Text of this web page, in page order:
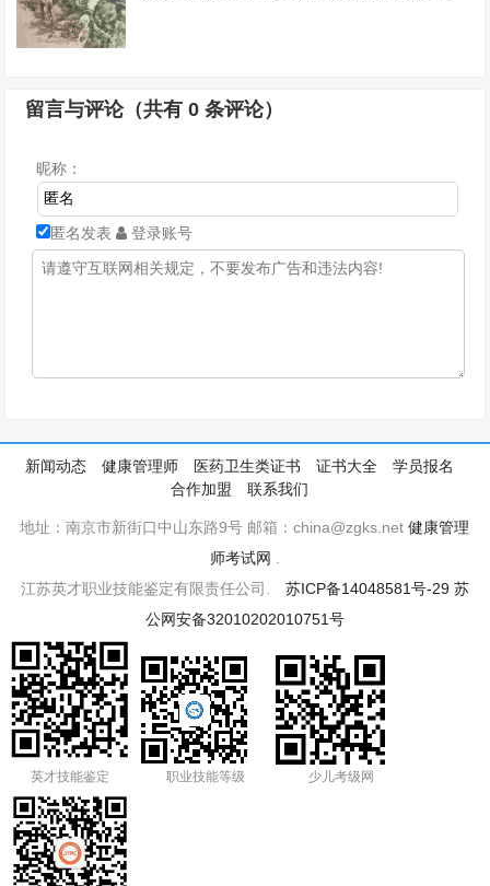
留言与评论（共有0 条评论）
昵称：
匿名发表 登录账号
新闻动态 健康管理师 医药卫生类证书 证书大全
学员报名
合作加盟
联系我们
地址：南京市新街口中山东路9号 邮箱：china@zgks.net健康管理
师考试网
江苏英才职业技能鉴定有限责任公司. 苏ICP备14048581号-29 苏
公网安备32010202010751号
英才技能鉴定 职业技能等级 少儿考级网